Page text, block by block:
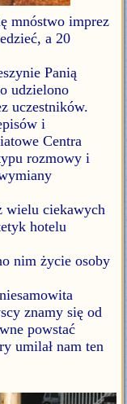
mnóstwo imprez
a 20
Panią
udzielono
uczestników.
i
Centra
rozmowy i
wielu ciekawych
hotelu
nim życie osoby
znamy się od
powstać
umilał nam ten